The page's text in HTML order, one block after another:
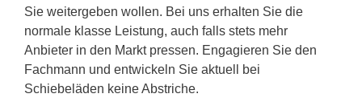
Sie weitergeben wollen. Bei uns erhalten Sie die
normale klasse Leistung, auch falls stets mehr
Anbieter in den Markt pressen. Engagieren Sie den
Fachmann und entwickeln Sie aktuell bei
Schiebeläden keine Abstriche.